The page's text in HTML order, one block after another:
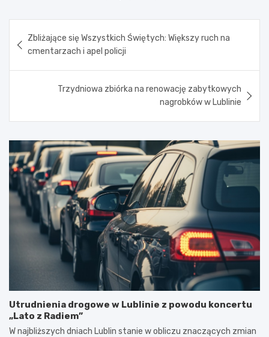
wpisu
Zbliżające się Wszystkich Świętych: Większy ruch na
cmentarzach i apel policji
Trzydniowa zbiórka na renowację zabytkowych
nagrobków w Lublinie
Utrudnienia drogowe w Lublinie z powodu koncertu
„Lato z Radiem”
W najbliższych dniach Lublin stanie w obliczu znaczących zmian